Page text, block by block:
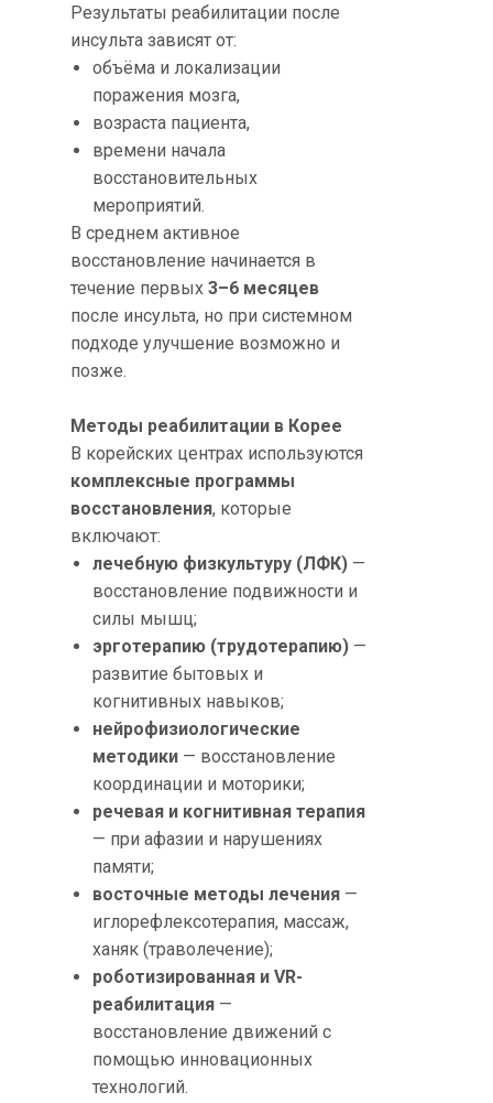
Результаты реабилитации после
инсульта зависят от:
объёма и локализации
поражения мозга,
возраста пациента,
времени начала
восстановительных
мероприятий.
В среднем активное
восстановление начинается в
течение первых 3–6 месяцев
после инсульта, но при системном
подходе улучшение возможно и
позже.
Методы реабилитации в Корее
В корейских центрах используются
комплексные программы
восстановления, которые
включают:
лечебную физкультуру (ЛФК) —
восстановление подвижности и
силы мышц;
эрготерапию (трудотерапию) —
развитие бытовых и
когнитивных навыков;
нейрофизиологические
методики — восстановление
координации и моторики;
речевая и когнитивная терапия
— при афазии и нарушениях
памяти;
восточные методы лечения —
иглорефлексотерапия, массаж,
ханяк (траволечение);
роботизированная и VR-
реабилитация —
восстановление движений с
помощью инновационных
технологий.